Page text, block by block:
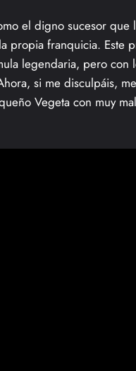
el digno sucesor que
propia franquicia. Este
legendaria, pero con
si me disculpáis,
Vegeta con muy